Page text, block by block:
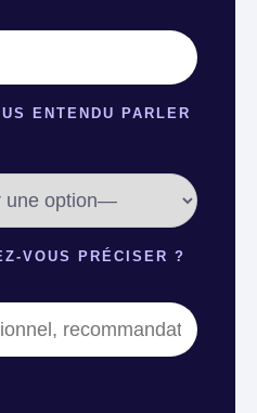
ENTENDU PARLER
VOUS PRÉCISER ?